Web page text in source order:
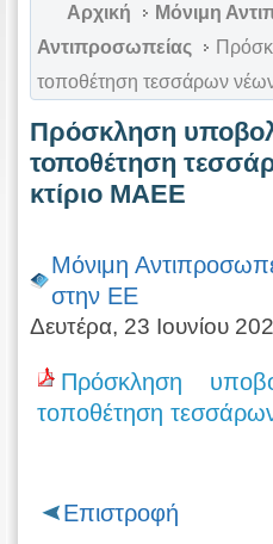
Αρχική Μόνιμη
Αντιπροσωπείας
τοποθέτηση τεσσάρων
Πρόσκληση
τοποθέτηση
κτίριο ΜΑΕΕ
Μόνιμη
στην ΕΕ
Δευτέρα, 23 Ιουνίου
Πρόσκληση
τοποθέτηση
Επιστροφή